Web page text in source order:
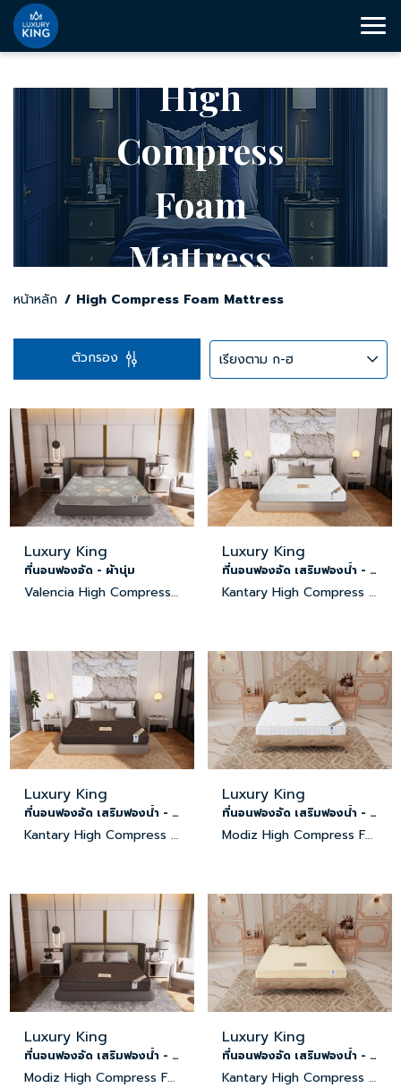
High
Compress
Foam
Mattress
หน้าหลัก High Compress Foam Mattress
เรียงตาม ก-ฮ
ตัวกรอง
Luxury King
ที่นอนฟองอัด - ผ้านุ่ม
Valencia High Compress Foam Mattress
Luxury King
ที่นอนฟองอัด เสริมฟองน้ำ - ผ้านุ่ม
Kantary High Compress Foam Mattress
Luxury King
ที่นอนฟองอัด เสริมฟองน้ำ - ผ้านุ่ม
Kantary High Compress Foam Mattress
Luxury King
ที่นอนฟองอัด เสริมฟองน้ำ - ผ้านุ่ม
Modiz High Compress Foam Mattress
Luxury King
ที่นอนฟองอัด เสริมฟองน้ำ - ผ้านุ่ม
Modiz High Compress Foam Mattress
Luxury King
ที่นอนฟองอัด เสริมฟองน้ำ - หนัง PVC
Kantary High Compress Foam Mattress